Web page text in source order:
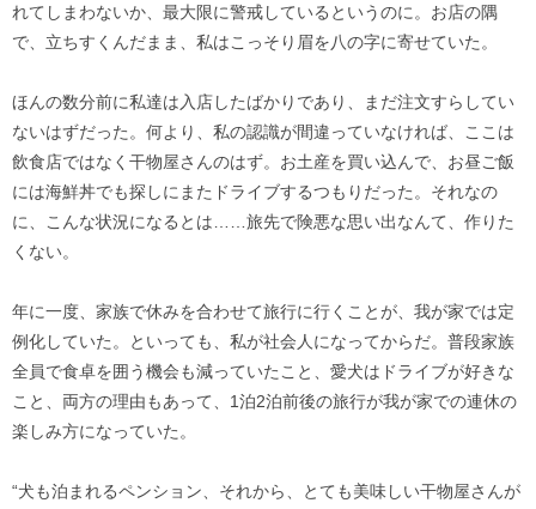
れてしまわないか、最大限に警戒しているというのに。お店の隅
で、立ちすくんだまま、私はこっそり眉を八の字に寄せていた。
ほんの数分前に私達は入店したばかりであり、まだ注文すらしてい
ないはずだった。何より、私の認識が間違っていなければ、ここは
飲食店ではなく干物屋さんのはず。お土産を買い込んで、お昼ご飯
には海鮮丼でも探しにまたドライブするつもりだった。それなの
に、こんな状況になるとは……旅先で険悪な思い出なんて、作りた
くない。
年に一度、家族で休みを合わせて旅行に行くことが、我が家では定
例化していた。といっても、私が社会人になってからだ。普段家族
全員で食卓を囲う機会も減っていたこと、愛犬はドライブが好きな
こと、両方の理由もあって、1泊2泊前後の旅行が我が家での連休の
楽しみ方になっていた。
“犬も泊まれるペンション、それから、とても美味しい干物屋さんが